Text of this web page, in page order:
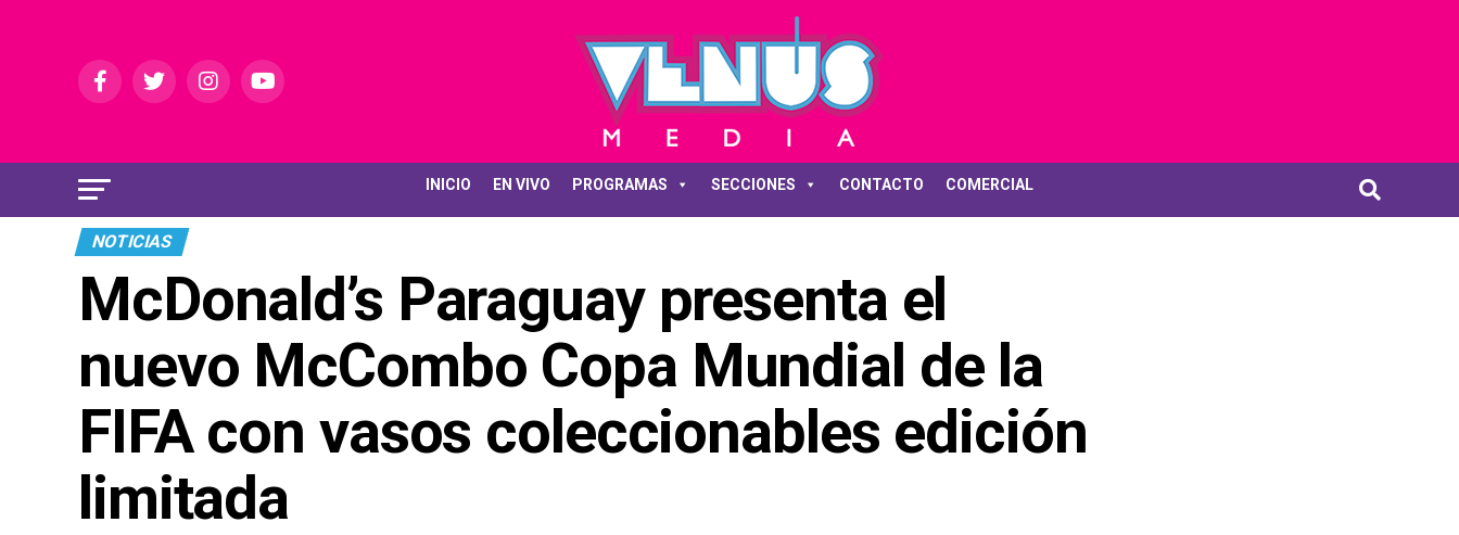
INICIO EN VIVO PROGRAMAS SECCIONES CONTACTO COMERCIAL
NOTICIAS
McDonald’s Paraguay presenta el
nuevo McCombo Copa Mundial de la
FIFA con vasos coleccionables edición
limitada